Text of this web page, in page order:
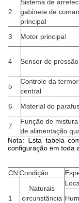
2
Sistema de
gabinete de
principal
3 Motor principal
4 Sensor de pressão
5
Controle da
central
6
Material do
7
Função de
de alimentação
Nota: Esta tabela
configuração em toda
CN Condição
1
Naturais
circunstância